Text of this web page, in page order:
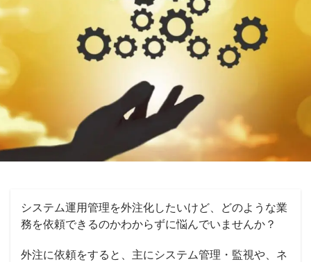
システム運用管理を外注化したいけど、どのような業
務を依頼できるのかわからずに悩んでいませんか？
外注に依頼をすると、主にシステム管理・監視や、ネ